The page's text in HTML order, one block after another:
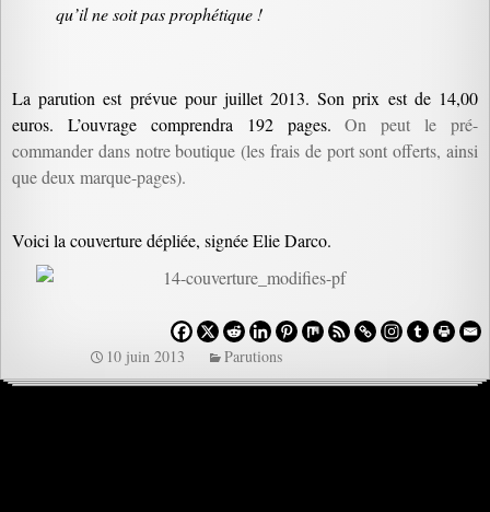
qu’il ne soit pas prophétique !
La parution est prévue pour juillet 2013. Son prix est de 14,00
euros. L’ouvrage comprendra 192 pages.On peut le pré-
commander dans notre boutique (les frais de port sont offerts, ainsi
que deux marque-pages).
Voici la couverture dépliée, signée Elie Darco.
10 juin 2013 Parutions